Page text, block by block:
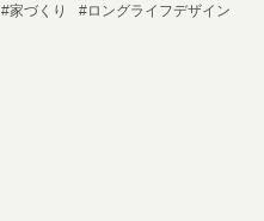
#家づくり #ロングライフデザイン